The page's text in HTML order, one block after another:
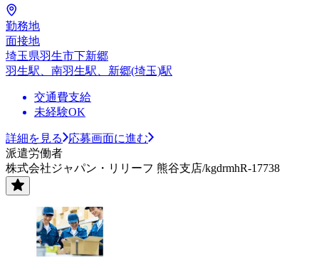
勤務地
面接地
埼玉県羽生市下新郷
羽生駅、南羽生駅、新郷(埼玉)駅
交通費支給
未経験OK
詳細を見る
応募画面に進む
派遣労働者
株式会社ジャパン・リリーフ 熊谷支店/kgdrmhR-17738